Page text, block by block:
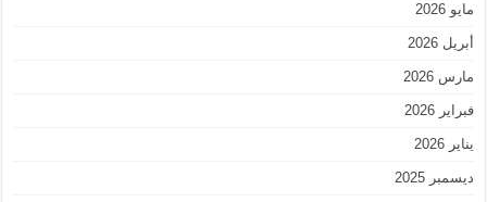
مايو 2026
أبريل 2026
مارس 2026
فبراير 2026
يناير 2026
ديسمبر 2025